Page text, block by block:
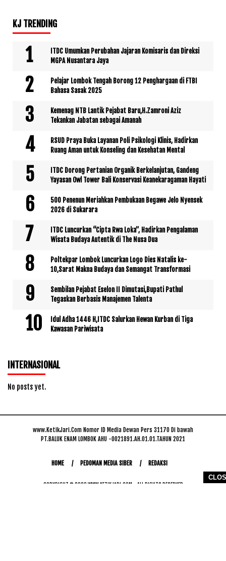
KJ TRENDING
ITDC Umumkan Perubahan Jajaran Komisaris dan Direksi
MGPA Nusantara Jaya
Pelajar Lombok Tengah Borong 12 Penghargaan di FTBI
Bahasa Sasak 2025
Kemenag NTB Lantik Pejabat Baru,H.Zamroni Aziz
Tekankan Jabatan sebagai Amanah
RSUD Praya Buka Layanan Poli Psikologi Klinis, Hadirkan
Ruang Aman untuk Konseling dan Kesehatan Mental
ITDC Dorong Pertanian Organik Berkelanjutan, Gandeng
Yayasan Owl Tower Bali Konservasi Keanekaragaman Hayati
500 Penenun Meriahkan Pembukaan Begawe Jelo Nyensek
2026 di Sukarara
ITDC Luncurkan “Cipta Rwa Loka”, Hadirkan Pengalaman
Wisata Budaya Autentik di The Nusa Dua
Poltekpar Lombok Luncurkan Logo Dies Natalis ke-
10,Sarat Makna Budaya dan Semangat Transformasi
Sembilan Pejabat Eselon II Dimutasi,Bupati Pathul
Tegaskan Berbasis Manajemen Talenta
Idul Adha 1446 H,ITDC Salurkan Hewan Kurban di Tiga
Kawasan Pariwisata
INTERNASIONAL
No posts yet.
www.KetikJari.Com Nomor ID Media Dewan Pers 31170 Di bawah
PT.BALUK ENAM LOMBOK AHU -0021891.AH.01.01.TAHUN 2021
HOME PEDOMAN MEDIA SIBER REDAKSI
COPYRIGHT © 2026 WWW.KETIKJARI.COM - ALL RIGHTS RESERVED